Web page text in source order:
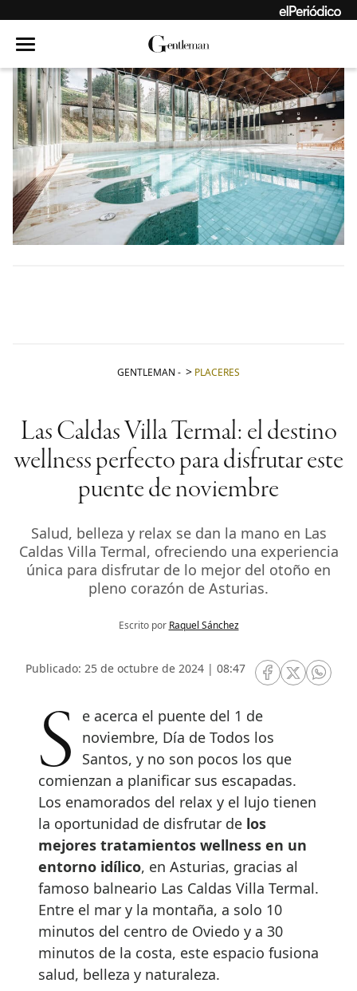
GENTLEMAN - PLACERES
Las Caldas Villa Termal: el destino
wellness perfecto para disfrutar este
puente de noviembre
Salud, belleza y relax se dan la mano en Las
Caldas Villa Termal, ofreciendo una experiencia
única para disfrutar de lo mejor del otoño en
pleno corazón de Asturias.
Escrito por Raquel Sánchez
Publicado: 25 de octubre de 2024 | 08:47
RRSS Facebook
RRSSRRSS
Se acerca el puente del 1 de
noviembre, Día de Todos los
Santos, y no son pocos los que
comienzan a planificar sus escapadas.
Los enamorados del relax y el lujo tienen
la oportunidad de disfrutar de los
mejores tratamientos wellness en un
entorno idílico, en Asturias, gracias al
famoso balneario Las Caldas Villa Termal.
Entre el mar y la montaña, a solo 10
minutos del centro de Oviedo y a 30
minutos de la costa, este espacio fusiona
salud, belleza y naturaleza.